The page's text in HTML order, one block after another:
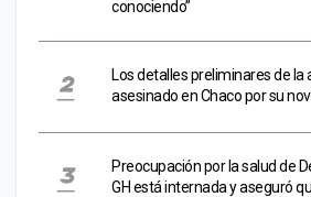
conociendo”
Los detalles preliminares de la
asesinado en Chaco por su
Preocupación por la salud de
GH está internada y aseguró